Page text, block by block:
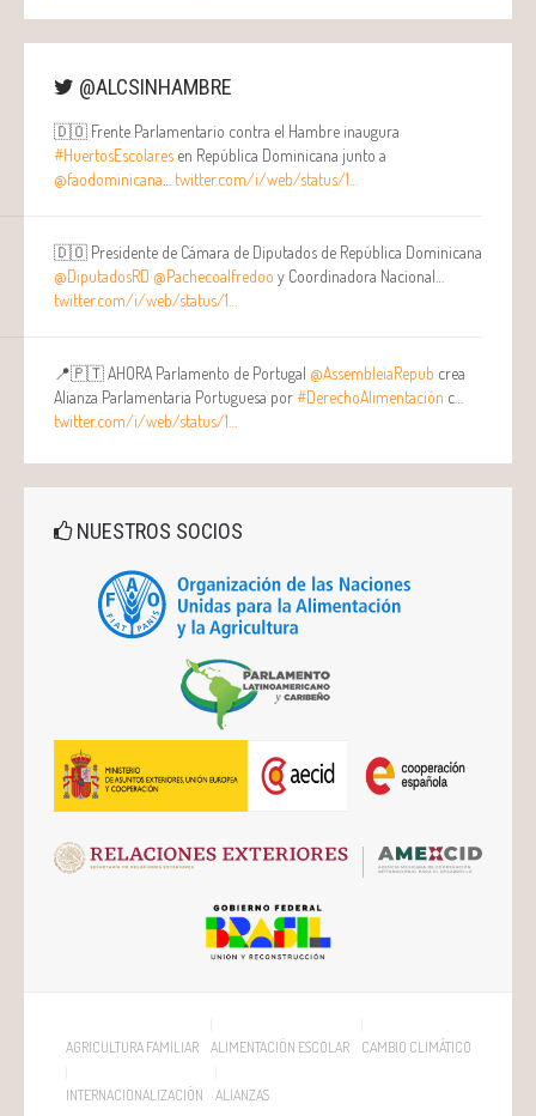
@ALCSINHAMBRE
🇩🇴 Frente Parlamentario contra el Hambre inaugura
#HuertosEscolares en República Dominicana junto a
@faodominicana
twitter.com/i/web/status/1…
🇩🇴 Presidente de Cámara de Diputados de República Dominicana
@DiputadosRD @Pachecoalfredoo y Coordinadora Nacional…
twitter.com/i/web/status/1…
📍🇵🇹 AHORA Parlamento de Portugal @AssembleiaRepub crea
Alianza Parlamentaria Portuguesa por#DerechoAlimentación c…
twitter.com/i/web/status/1…
NUESTROS SOCIOS
AGRICULTURA FAMILIAR ALIMENTACIÓN ESCOLAR CAMBIO CLIMÁTICO
INTERNACIONALIZACIÓN ALIANZAS